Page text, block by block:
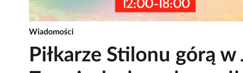
Wiadomości
Piłkarze Stilonu górą w